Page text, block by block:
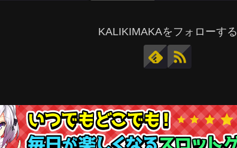
KALIKIMAKAをフォローする